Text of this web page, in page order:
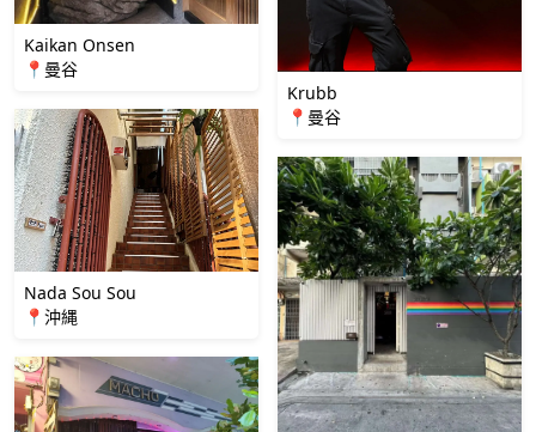
Kaikan Onsen
📍曼谷
Nada Sou Sou
📍沖縄
Krubb
📍曼谷